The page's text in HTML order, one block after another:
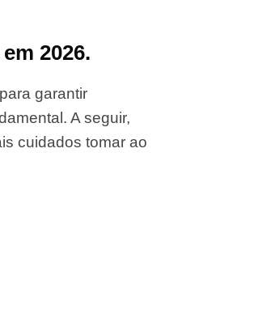
2026.
garantir
A seguir,
cuidados tomar ao